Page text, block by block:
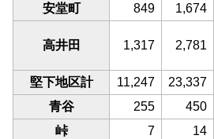
安堂町
849 1,674
高井田 1,317 2,781
堅下地区計 11,247 23,337
青谷
255 450
峠
7 14